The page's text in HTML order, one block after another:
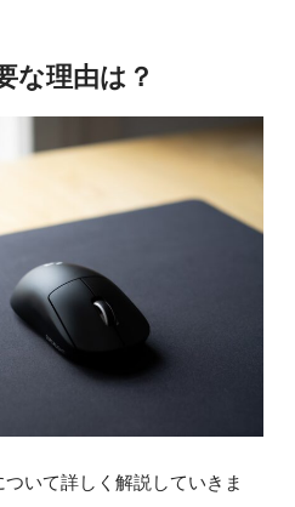
な理由は？
いて詳しく解説していきま